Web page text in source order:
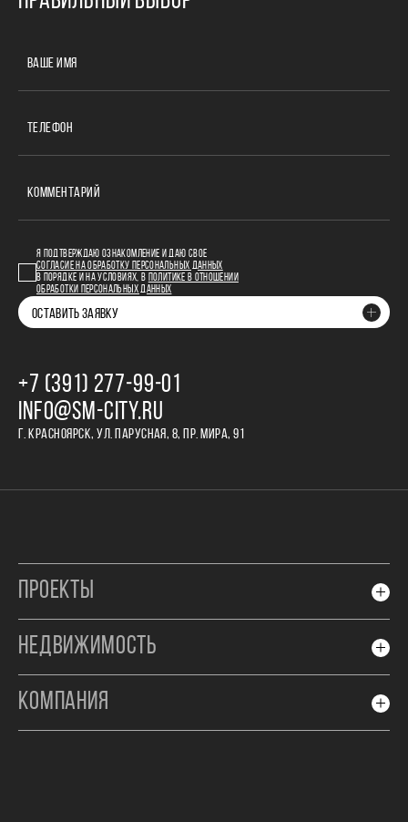
ВАШЕ ИМЯ
ТЕЛЕФОН
КОММЕНТАРИЙ
Я ПОДТВЕРЖДАЮ ОЗНАКОМЛЕНИЕ И ДАЮ СВОЕ
СОГЛАСИЕ НА ОБРАБОТКУ ПЕРСОНАЛЬНЫХ ДАННЫХ
В ПОРЯДКЕ И НА УСЛОВИЯХ, В
ПОЛИТИКЕ В ОТНОШЕНИИ
ОБРАБОТКИ ПЕРСОНАЛЬНЫХ ДАННЫХ
ОСТАВИТЬ ЗАЯВКУ
+7 (391) 277‒99‒01
INFO@SM-CITY.RU
Г. КРАСНОЯРСК, УЛ. ПАРУСНАЯ, 8, ПР. МИРА, 91
ПРОЕКТЫ
НЕДВИЖИМОСТЬ
КОМПАНИЯ